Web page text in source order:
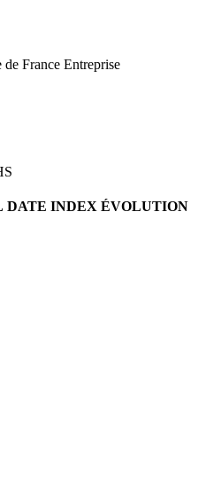
de France Entreprise
DATE INDEX ÉVOLUTION